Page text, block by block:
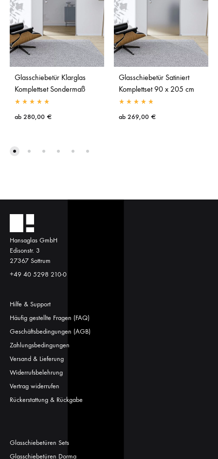
Glasschiebetür Klarglas
Komplettset Sondermaß
ab 280,00 €
Glasschiebetür Satiniert
Komplettset 90 x 205 cm
ab 269,00 €
Hansaglas GmbH
Edisonstr. 3
27367 Sottrum
+49 40 5298 210-0
Hilfe & Support
Häufig gestellte Fragen (FAQ)
Geschäftsbedingungen (AGB)
Zahlungsbedingungen
Versand & Lieferung
Widerrufsbelehrung
Vertrag widerrufen
Rückerstattung & Rückgabe
Glasschiebetüren Sets
Glasschiebetüren Dorma